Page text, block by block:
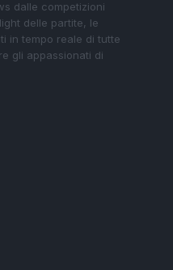
dalle competizioni
delle partite, le
in tempo reale di tutte
gli appassionati di